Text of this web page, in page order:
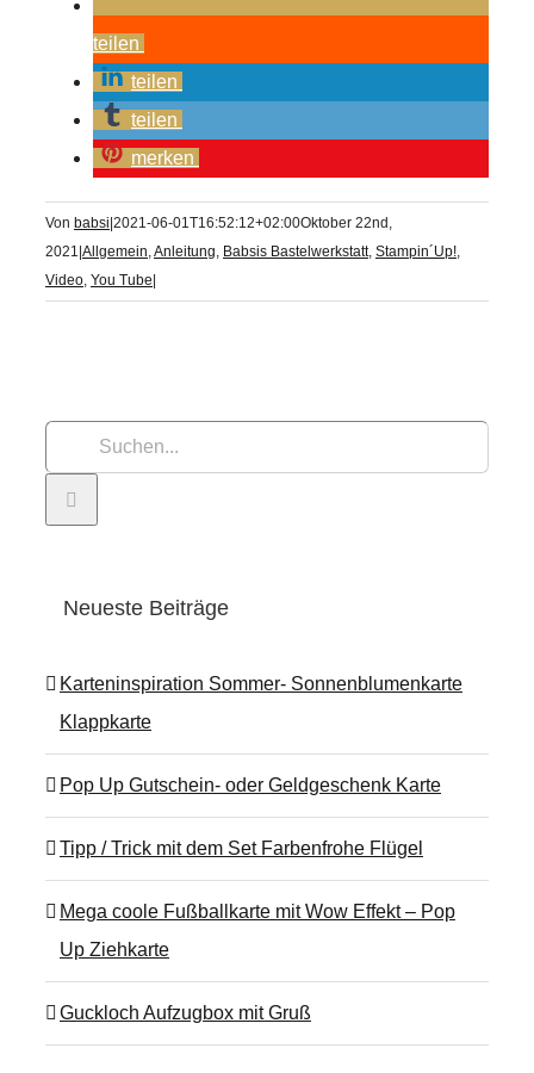
teilen
teilen
teilen
merken
Von babsi|2021-06-01T16:52:12+02:00Oktober 22nd,
2021 |Allgemein Anleitung Babsis Bastelwerkstatt, Stampin´Up!
Video You Tube|
nach:
Neueste Beiträge
Karteninspiration Sommer- Sonnenblumenkarte
Klappkarte
Pop Up Gutschein- oder Geldgeschenk Karte
Tipp / Trick mit dem Set Farbenfrohe Flügel
Mega coole Fußballkarte mit Wow Effekt – Pop
Up Ziehkarte
Guckloch Aufzugbox mit Gruß